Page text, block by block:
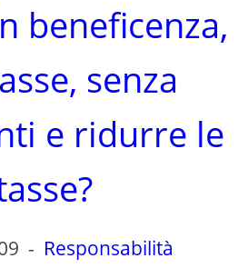
beneficenza,
senza
e ridurre le
- Responsabilità